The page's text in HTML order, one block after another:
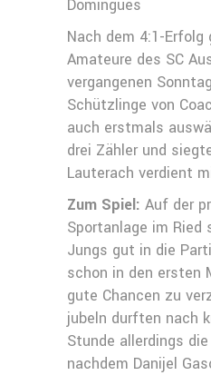
Domingues
Nach dem 4:1-Erfolg
Amateure des SC
vergangenen
Schützlinge von
auch erstmals
drei Zähler und
Lauterach verdient
Zum Spiel: Auf der
Sportanlage im
Jungs gut in die
schon in den ersten
gute Chancen zu
jubeln durften nach
Stunde allerdings
nachdem Danijel